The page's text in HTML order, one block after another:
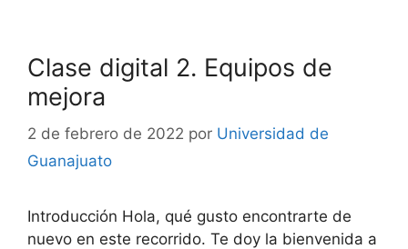
Clase digital 2. Equipos de
mejora
2 de febrero de 2022 por Universidad de
Guanajuato
Introducción Hola, qué gusto encontrarte de
nuevo en este recorrido. Te doy la bienvenida a